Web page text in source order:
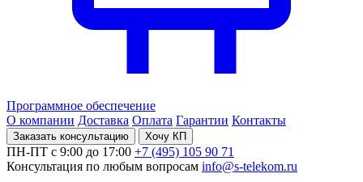
Программное обеспечение
О компании Доставка Оплата Гарантии Контакты
Заказать консультацию Хочу КП
ПН-ПТ с 9:00 до 17:00 +7 (495) 105 90 71
Консультация по любым вопросам info@s-telekom.ru